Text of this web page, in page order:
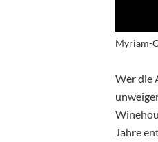
Myriam-
Wer die
Jahre